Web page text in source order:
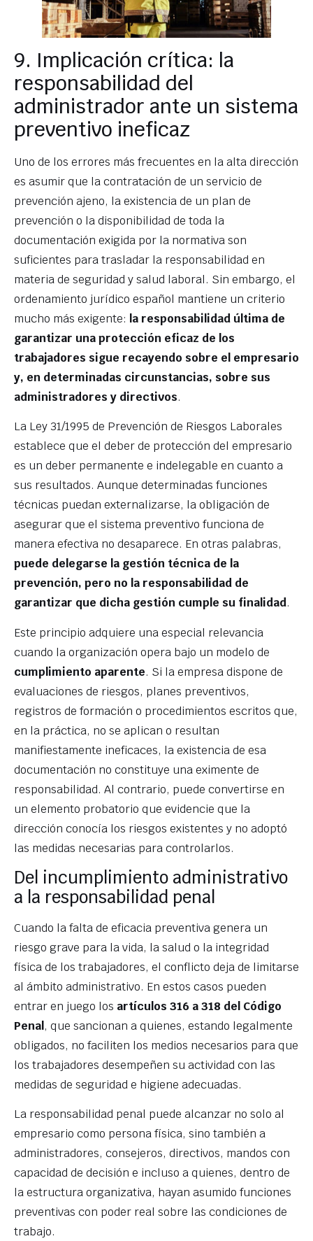
9. Implicación crítica: la
responsabilidad del
administrador ante un sistema
preventivo ineficaz
Uno de los errores más frecuentes en la alta dirección
es asumir que la contratación de un servicio de
prevención ajeno, la existencia de un plan de
prevención o la disponibilidad de toda la
documentación exigida por la normativa son
suficientes para trasladar la responsabilidad en
materia de seguridad y salud laboral. Sin embargo, el
ordenamiento jurídico español mantiene un criterio
mucho más exigente: la responsabilidad última de
garantizar una protección eficaz de los
trabajadores sigue recayendo sobre el empresario
y, en determinadas circunstancias, sobre sus
administradores y directivos.
La Ley 31/1995 de Prevención de Riesgos Laborales
establece que el deber de protección del empresario
es un deber permanente e indelegable en cuanto a
sus resultados. Aunque determinadas funciones
técnicas puedan externalizarse, la obligación de
asegurar que el sistema preventivo funciona de
manera efectiva no desaparece. En otras palabras,
puede delegarse la gestión técnica de la
prevención, pero no la responsabilidad de
garantizar que dicha gestión cumple su finalidad.
Este principio adquiere una especial relevancia
cuando la organización opera bajo un modelo de
cumplimiento aparente. Si la empresa dispone de
evaluaciones de riesgos, planes preventivos,
registros de formación o procedimientos escritos que,
en la práctica, no se aplican o resultan
manifiestamente ineficaces, la existencia de esa
documentación no constituye una eximente de
responsabilidad. Al contrario, puede convertirse en
un elemento probatorio que evidencie que la
dirección conocía los riesgos existentes y no adoptó
las medidas necesarias para controlarlos.
Del incumplimiento administrativo
a la responsabilidad penal
Cuando la falta de eficacia preventiva genera un
riesgo grave para la vida, la salud o la integridad
física de los trabajadores, el conflicto deja de limitarse
al ámbito administrativo. En estos casos pueden
entrar en juego los artículos 316 a 318 del Código
Penal , que sancionan a quienes, estando legalmente
obligados, no faciliten los medios necesarios para que
los trabajadores desempeñen su actividad con las
medidas de seguridad e higiene adecuadas.
La responsabilidad penal puede alcanzar no solo al
empresario como persona física, sino también a
administradores, consejeros, directivos, mandos con
capacidad de decisión e incluso a quienes, dentro de
la estructura organizativa, hayan asumido funciones
preventivas con poder real sobre las condiciones de
trabajo.